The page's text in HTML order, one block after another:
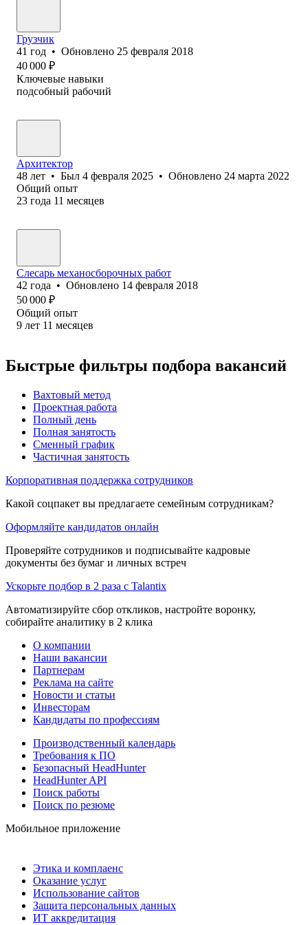
Грузчик
41 год • Обновлено 25 февраля 2018
40 000 ₽
Ключевые навыки
подсобный рабочий
Архитектор
48 лет • Был 4 февраля 2025 • Обновлено 24 марта 2022
Общий опыт
23 года 11 месяцев
Слесарь механосборочных работ
42 года • Обновлено 14 февраля 2018
50 000 ₽
Общий опыт
9 лет 11 месяцев
Быстрые фильтры подбора вакансий
Вахтовый метод
Проектная работа
Полный день
Полная занятость
Сменный график
Частичная занятость
Корпоративная поддержка сотрудников
Какой соцпакет вы предлагаете семейным сотрудникам?
Оформляйте кандидатов онлайн
Проверяйте сотрудников и подписывайте кадровые
документы без бумаг и личных встреч
Ускорьте подбор в 2 раза с Talantix
Автоматизируйте сбор откликов, настройте воронку,
собирайте аналитику в 2 клика
О компании
Наши вакансии
Партнерам
Реклама на сайте
Новости и статьи
Инвесторам
Кандидаты по профессиям
Производственный календарь
Требования к ПО
Безопасный HeadHunter
HeadHunter API
Поиск работы
Поиск по резюме
Мобильное приложение
Этика и комплаенс
Оказание услуг
Использование сайтов
Защита персональных данных
ИТ аккредитация